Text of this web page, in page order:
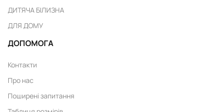
ДИТЯЧА БІЛИЗНА
ДЛЯ ДОМУ
ДОПОМОГА
Контакти
Про нас
Поширені запитання